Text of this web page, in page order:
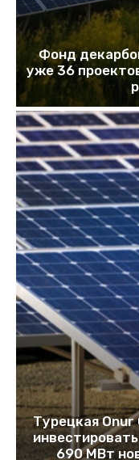
Фонд
уже 36
Турецкая Onur
690 МВт